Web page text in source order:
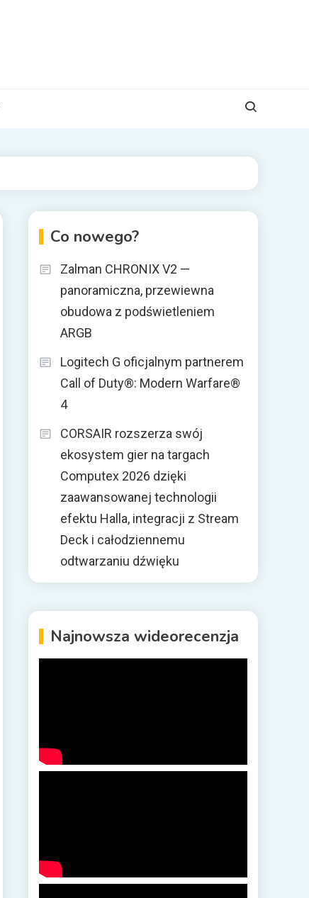
Co nowego?
Zalman CHRONIX V2 —
panoramiczna, przewiewna
obudowa z podświetleniem
ARGB
Logitech G oficjalnym partnerem
Call of Duty®: Modern Warfare®
4
CORSAIR rozszerza swój
ekosystem gier na targach
Computex 2026 dzięki
zaawansowanej technologii
efektu Halla, integracji z Stream
Deck i całodziennemu
odtwarzaniu dźwięku
Najnowsza wideorecenzja